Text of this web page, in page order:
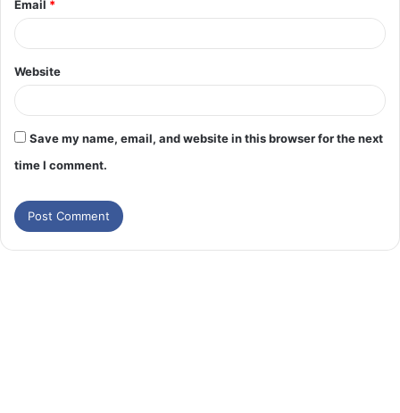
Email *
Website
Save my name, email, and website in this browser for the next
time I comment.